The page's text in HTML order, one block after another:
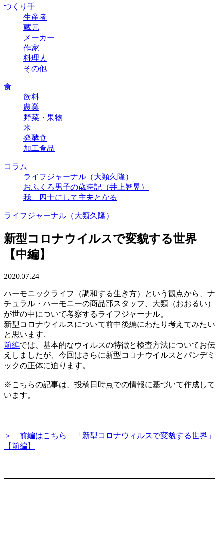
つくり手
生産者
蔵元
メーカー
作家
料理人
その他
食
飲料
農業
野菜・果物
米
発酵食
加工食品
コラム
ライフジャーナル（大類久隆）
おふくろ男子の歳時記（井上智晃）
我、四十にして主夫となる
ライフジャーナル（大類久隆）
新型コロナウイルスで変貌する世界
【中編】
2020.07.24
ハーモニックライフ（調和する生き方）という観点から、ナ
チュラル・ハーモニーの商品部スタッフ、大類（おおるい）
が世の中について考察するライフジャーナル。
新型コロナウイルスについて前中後編にわたり考えてみたい
と思います。
前編では、基本的なウイルスの特徴と検査方法についてお伝
えしましたが、今回はさらに新型コロナウイルスとパンデミ
ックの正体に迫ります。
※こちらの記事は、投稿日時点での情報に基づいて作成して
います。
＞ 前編はこちら 「新型コロナウィルスで変貌する世界」
【前編】